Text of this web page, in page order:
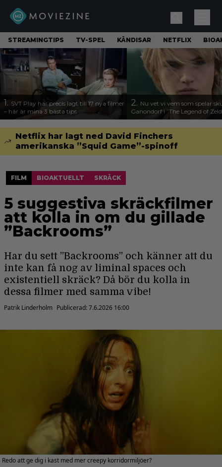
STREAMINGTIPS TV-SPEL KÄNDISAR NETFLIX
1. SVT Play har precis lagt till 17 nya filmer
– här är mina 3 bästa tips
2. Nu vet vi vem som spelar
Ganondorf i ”The Legend of
Netflix har lagt ned David Finchers
amerikanska ”Squid Game”-spinoff
FILM BIOAKTUELLT SKRÄCK
5 suggestiva skräckfilmer
att kolla in om du gillade
”Backrooms”
Har du sett ”Backrooms” och känner att du
inte kan få nog av liminal spaces och
existentiell skräck? Då bör du kolla in
dessa filmer med samma vibe!
Patrik Linderholm Publicerad:7.6.2026 16:00
Redo att ge dig i kast med mer creepy korridormiljöer?